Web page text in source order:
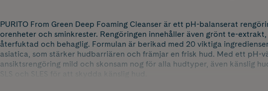
PURITO From Green Deep Foaming Cleanser är ett pH-balanserat
orenheter och sminkrester. Rengöringen innehåller även grönt te-
återfuktad och behaglig. Formulan är berikad med 20 viktiga
asiatica, som stärker hudbarriären och främjar en frisk hud. Med ett pH-
ansiktsrengöring mild och skonsam nog för alla hudtyper, även känslig
SLS och SLES för att skydda känslig hud.